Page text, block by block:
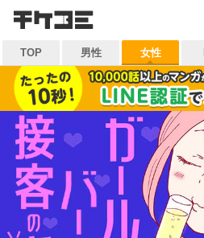
TOP 男性 女性
検索
キーワードから探す
各一覧から探す
ジャンル
作家
雑誌